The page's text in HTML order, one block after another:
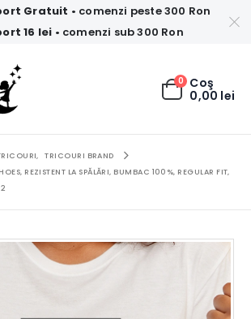
Gratuit • comenzi peste 300 Ron
16 lei • comenzi sub 300 Ron
0 Coş
0,00 lei
,
TRICOURI BRAND
REZISTENT LA SPĂLĂRI, BUMBAC 100%, REGULAR FIT,